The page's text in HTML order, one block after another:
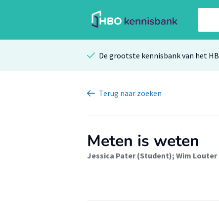
De grootste kennisbank van het
Terug naar zoeken
Meten is weten
Jessica Pater (Student); Wim